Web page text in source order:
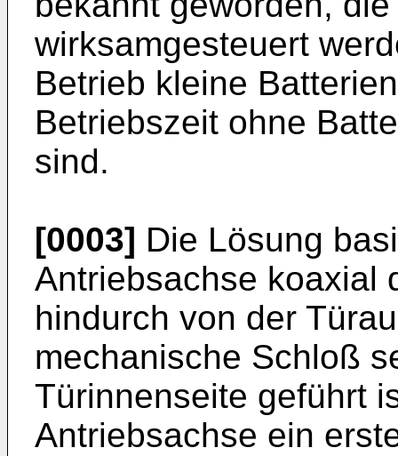
wirksamgesteuert
Betrieb kleine
Betriebszeit ohne
sind.
[0003] Die Lösung
Antriebsachse koaxial
hindurch von der
mechanische Schloß
Türinnenseite geführt
Antriebsachse ein